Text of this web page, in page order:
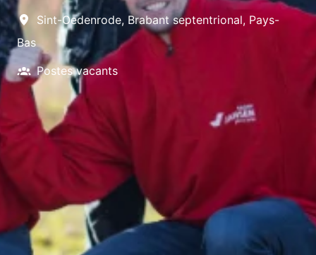
Sint-Oedenrode, Brabant septentrional, Pays-
Bas
Postes vacants